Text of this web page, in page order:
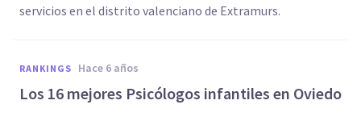
servicios en el distrito valenciano de Extramurs.
RANKINGS hace 6 años
Los 16 mejores Psicólogos infantiles en Oviedo